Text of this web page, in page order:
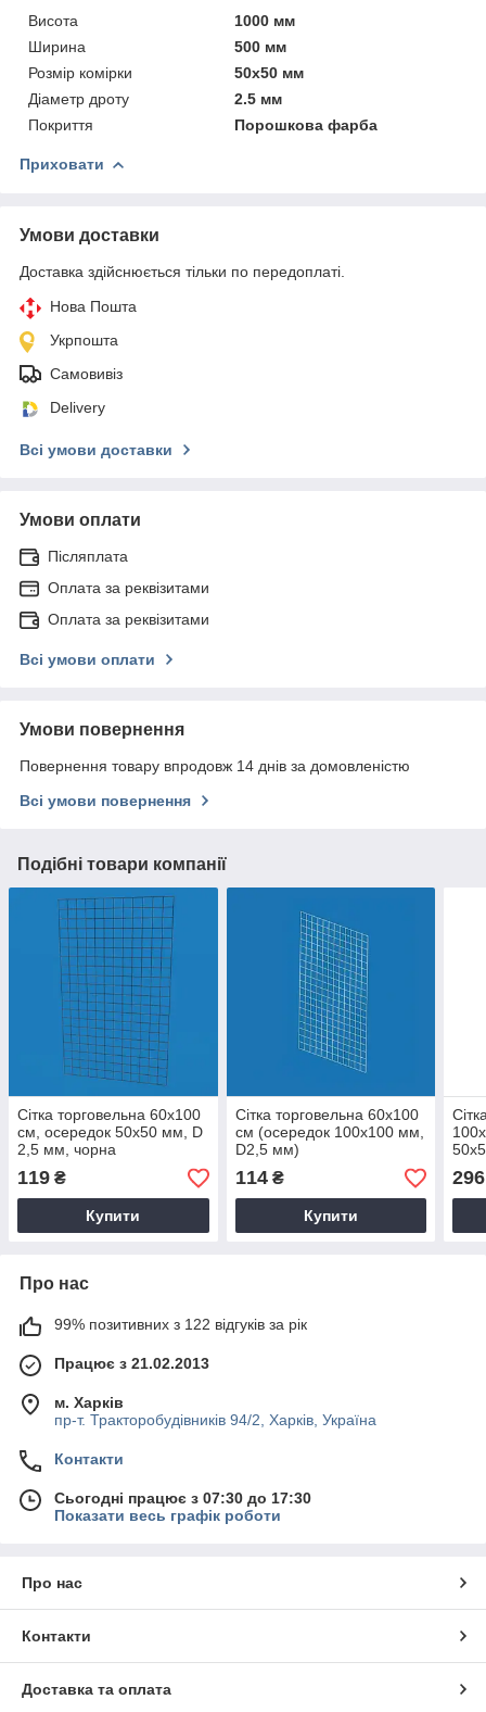
Висота
1000 мм
Ширина
500 мм
Розмір комірки
50х50 мм
Діаметр дроту
2.5 мм
Покриття
Порошкова фарба
Приховати
Умови доставки
Доставка здійснюється тільки по передоплаті.
Нова Пошта
Укрпошта
Самовивіз
Delivery
Всі умови доставки
Умови оплати
Післяплата
Оплата за реквізитами
Оплата за реквізитами
Всі умови оплати
Умови повернення
Повернення товару впродовж 14 днів за домовленістю
Всі умови повернення
Подібні товари компанії
Сітка торговельна 60х100
см, осередок 50х50 мм, D
2,5 мм, чорна
119 ₴
Купити
Сітка торговельна 60х100
см (осередок 100х100 мм,
D2,5 мм)
114₴
Купити
296
Про нас
99% позитивних з 122 відгуків за рік
Працює з 21.02.2013
м. Харків
пр-т. Тракторобудівників 94/2, Харків, Україна
Контакти
Сьогодні працює з 07:30 до 17:30
Показати весь графік роботи
Про нас
Контакти
Доставка та оплата